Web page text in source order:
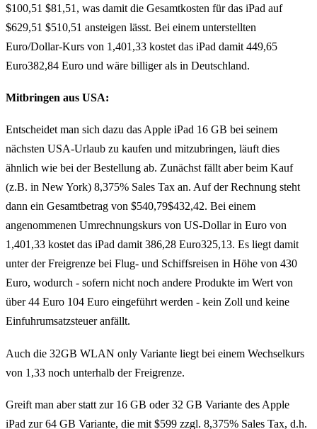
$100,51 $81,51, was damit die Gesamtkosten für das iPad auf
$629,51 $510,51 ansteigen lässt. Bei einem unterstellten
Euro/Dollar-Kurs von 1,401,33 kostet das iPad damit 449,65
Euro382,84 Euro und wäre billiger als in Deutschland.
Mitbringen aus USA:
Entscheidet man sich dazu das Apple iPad 16 GB bei seinem
nächsten USA-Urlaub zu kaufen und mitzubringen, läuft dies
ähnlich wie bei der Bestellung ab. Zunächst fällt aber beim Kauf
(z.B. in New York) 8,375% Sales Tax an. Auf der Rechnung steht
dann ein Gesamtbetrag von $540,79$432,42. Bei einem
angenommenen Umrechnungskurs von US-Dollar in Euro von
1,401,33 kostet das iPad damit 386,28 Euro325,13. Es liegt damit
unter der Freigrenze bei Flug- und Schiffsreisen in Höhe von 430
Euro, wodurch - sofern nicht noch andere Produkte im Wert von
über 44 Euro 104 Euro eingeführt werden - kein Zoll und keine
Einfuhrumsatzsteuer anfällt.
Auch die 32GB WLAN only Variante liegt bei einem Wechselkurs
von 1,33 noch unterhalb der Freigrenze.
Greift man aber statt zur 16 GB oder 32 GB Variante des Apple
iPad zur 64 GB Variante, die mit $599 zzgl. 8,375% Sales Tax, d.h.